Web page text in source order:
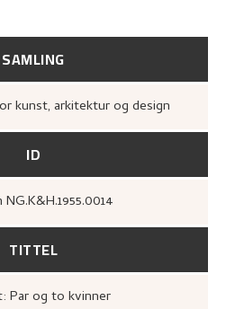
SAMLING
kunst, arkitektur og design
ID
NG.K&H.1955.0014
TITTEL
Par og to kvinner